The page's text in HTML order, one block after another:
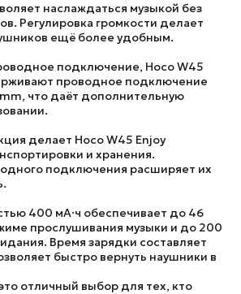
наслаждаться музыкой без
Регулировка громкости делает
ещё более удобным.
подключение, Hoco W45
проводное подключение
что даёт дополнительную
делает Hoco W45 Enjoy
и хранения.
подключения расширяет их
400 мА·ч обеспечивает до 46
прослушивания музыки и до 200
Время зарядки составляет
быстро вернуть наушники в
отличный выбор для тех, кто